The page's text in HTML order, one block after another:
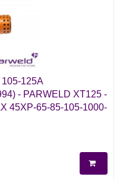
125A
- PARWELD XT125 -
45XP-65-85-105-1000-